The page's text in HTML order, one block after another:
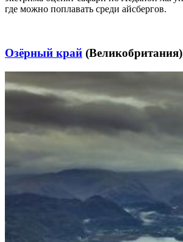
где можно поплавать среди айсбергов.
Озёрный край (Великобритания)